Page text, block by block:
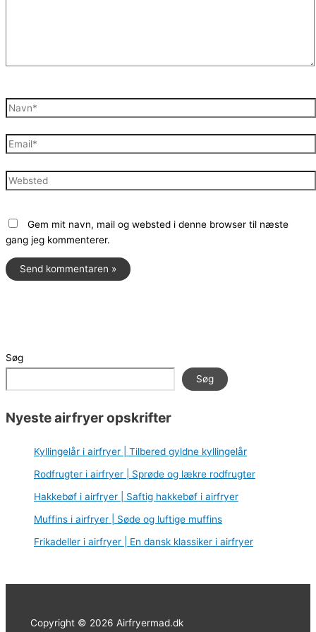
Navn*
Email*
Websted
Gem mit navn, mail og websted i denne browser til næste
gang jeg kommenterer.
Søg
Søg
Nyeste airfryer opskrifter
Kyllingelår i airfryer | Tilbered gyldne kyllingelår
Rodfrugter i airfryer | Sprøde og lækre rodfrugter
Hakkebøf i airfryer | Saftig hakkebøf i airfryer
Muffins i airfryer | Søde og luftige muffins
Frikadeller i airfryer | En dansk klassiker i airfryer
Copyright © 2026 Airfryermad.dk